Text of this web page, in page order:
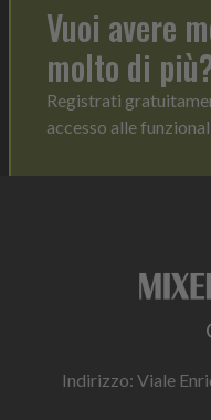
Vuoi avere
molto di
Registrati
accesso alle
Indirizzo: Viale